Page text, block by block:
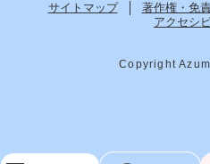
サイトマップ 著作権・免
アクセシ
Copyright